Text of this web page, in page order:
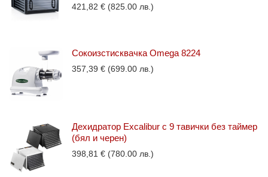
421,82 € (825.00 лв.)
Сокоизстисквачка Omega 8224
357,39 € (699.00 лв.)
Дехидратор Excalibur с 9 тавички без таймер
(бял и черен)
398,81 € (780.00 лв.)